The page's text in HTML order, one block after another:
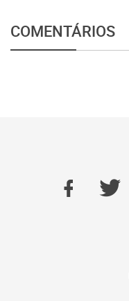
COMENTÁRIOS